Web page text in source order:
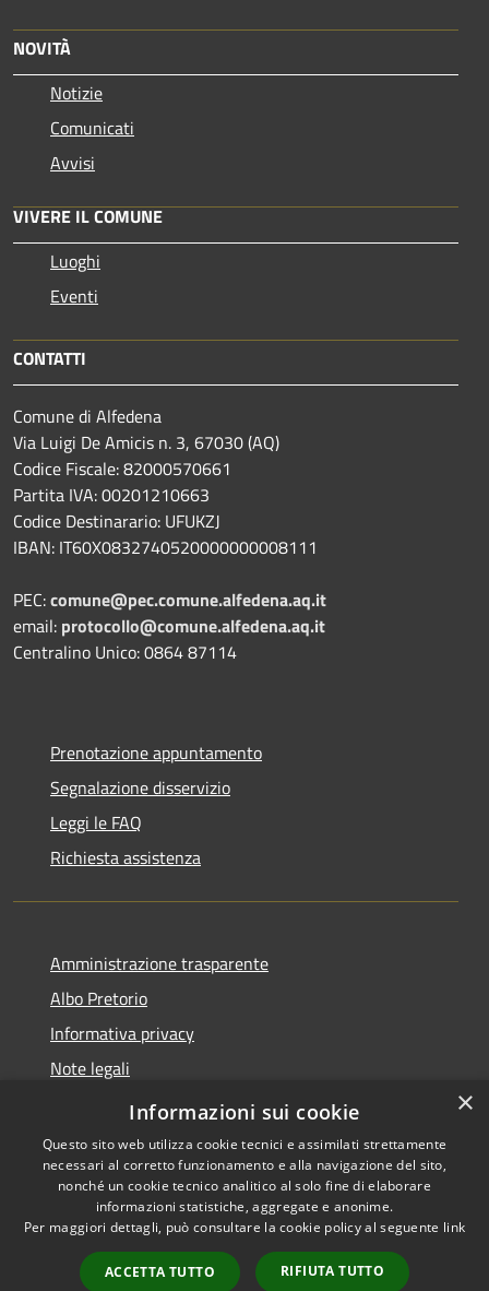
NOVITÀ
Notizie
Comunicati
Avvisi
VIVERE IL COMUNE
Luoghi
Eventi
CONTATTI
Comune di Alfedena
Via Luigi De Amicis n. 3, 67030 (AQ)
Codice Fiscale: 82000570661
Partita IVA: 00201210663
Codice Destinarario: UFUKZJ
IBAN: IT60X0832740520000000008111
PEC:comune@pec.comune.alfedena.aq.it
email: protocollo@comune.alfedena.aq.it
Centralino Unico: 0864 87114
Prenotazione appuntamento
Segnalazione disservizio
Leggi le FAQ
Richiesta assistenza
Amministrazione trasparente
Albo Pretorio
Informativa privacy
Note legali
Dichiarazione di accessibilità
Accessibilità
Copyright © 2026 • Comune di
Alfedena • Powered by
Municipium•
Accesso
×
Informazioni sui cookie
Questo sito web utilizza cookie tecnici e assimilati strettamente
necessari al corretto funzionamento e alla navigazione del sito,
nonché un cookie tecnico analitico al solo fine di elaborare
informazioni statistiche, aggregate e anonime.
Per maggiori dettagli, può consultare la cookie policy al seguente link
ACCETTA TUTTO RIFIUTA TUTTO